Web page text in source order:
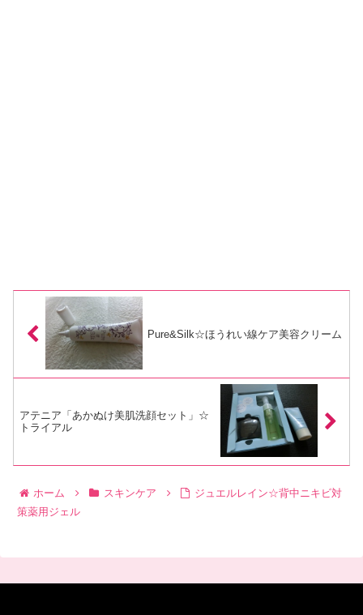
Pure&Silk☆ほうれい線ケア美容クリーム
アテニア「あかぬけ美肌洗顔セット」☆
トライアル
ホーム スキンケア
ジュエルレイン☆背中ニキビ対
策薬用ジェル